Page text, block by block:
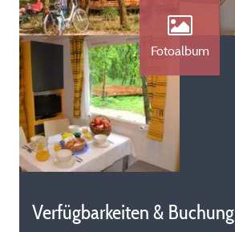
Fotoalbum
Verfügbarkeiten & Buchung